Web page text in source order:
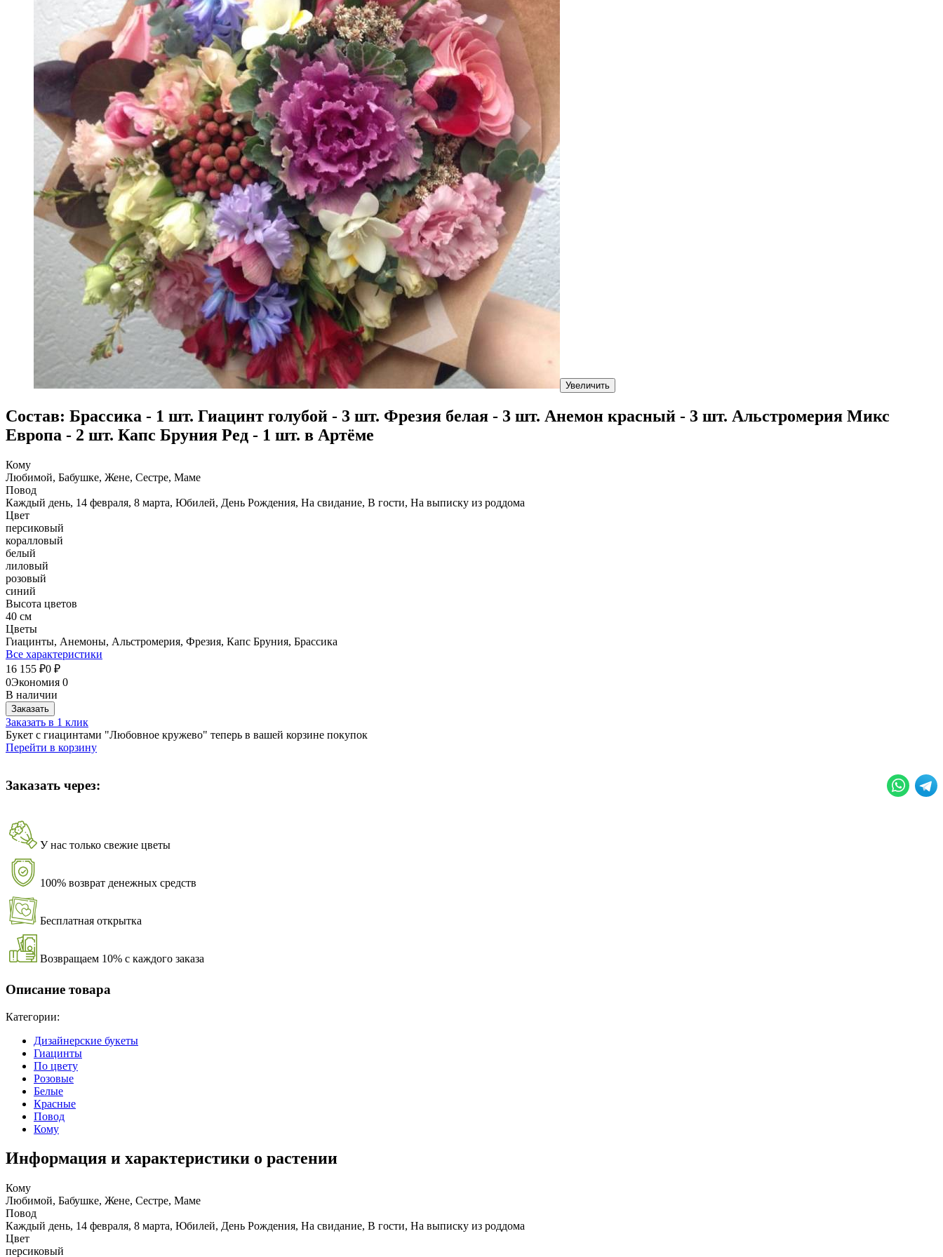
Увеличить
Состав: Брассика - 1 шт. Гиацинт голубой - 3 шт. Фрезия белая - 3 шт. Анемон красный - 3 шт. Альстромерия Микс
Европа - 2 шт. Капс Бруния Ред - 1 шт. в Артёме
Кому
Любимой, Бабушке, Жене, Сестре, Маме
Повод
Каждый день, 14 февраля, 8 марта, Юбилей, День Рождения, На свидание, В гости, На выписку из роддома
Цвет
персиковый
коралловый
белый
лиловый
розовый
синий
Высота цветов
40 см
Цветы
Гиацинты, Анемоны, Альстромерия, Фрезия, Капс Бруния, Брассика
Все характеристики
16 155 ₽0 ₽
0Экономия 0
В наличии
Заказать
Заказать в 1 клик
Букет с гиацинтами "Любовное кружево" теперь в вашей корзине покупок
Перейти в корзину
Заказать через:
У нас только свежие цветы
100% возврат денежных средств
Бесплатная открытка
Возвращаем 10% с каждого заказа
Описание товара
Категории:
Дизайнерские букеты
Гиацинты
По цвету
Розовые
Белые
Красные
Повод
Кому
Информация и характеристики о растении
Кому
Любимой, Бабушке, Жене, Сестре, Маме
Повод
Каждый день, 14 февраля, 8 марта, Юбилей, День Рождения, На свидание, В гости, На выписку из роддома
Цвет
персиковый